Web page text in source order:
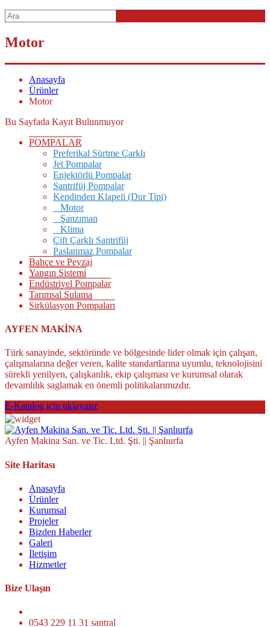
Motor
Anasayfa
Ürünler
Motor
Bu Sayfada Kayıt Bulunmuyor
POMPALAR
Preferikal Sürtme Çarklı
Jet Pompalar
Enjektörlü Pompalar
Santrifüj Pompalar
Kendinden Klapeli (Dur Tipi)
Motor
Şanzıman
Klima
Çift Çarklı Santrifüj
Paslanmaz Pompalar
Bahçe ve Peyzaj
Yangın Sistemi
Endüstriyel Pompalar
Tarımsal Sulama
Sirkülasyon Pompaları
AYFEN MAKİNA
Türk sanayinde, sektöründe ve bölgesinde lider olmak için çalışan,
çalışmalarına değer veren, kalite standartlarına uyumlu, teknolojisini
sürekli yenilyen, çalışkanlık, ekip çalışması ve kurumsal olarak
devamlılık saglamak en önemli politikalarımızdır.
E-Katalog için tıklayınız
Ayfen Makina San. ve Tic. Ltd. Şti. || Şanlıurfa
Site Haritası
Anasayfa
Ürünler
Kurumsal
Projeler
Bizden Haberler
Galeri
İletişim
Hizmetler
Bize Ulaşın
0543 229 11 31 santral